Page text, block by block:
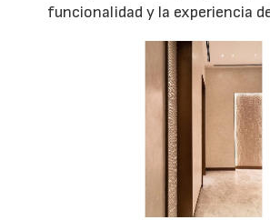
funcionalidad y la experiencia